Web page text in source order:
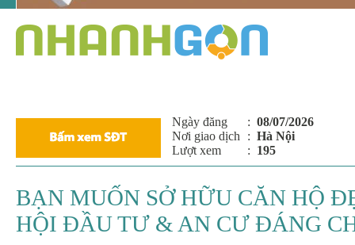
Ngày đăng : 08/07/2026
Nơi giao dịch : Hà Nội
Lượt xem
: 195
BẠN MUỐN SỞ HỮU CĂN HỘ
HỘI ĐẦU TƯ & AN CƯ ĐÁNG